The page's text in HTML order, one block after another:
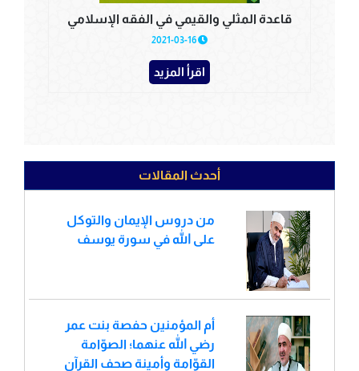
قاعدة المثلي والقيمي في الفقه الإسلامي
اقرأ المزيد
أحدث المقالات
من دروس الإيمان والتوكل
على الله في سورة يوسف
أم المؤمنين حفصة بنت عمر
رضي الله عنهما؛ الصوّامة
القوّامة وأمينة صحف القرآن